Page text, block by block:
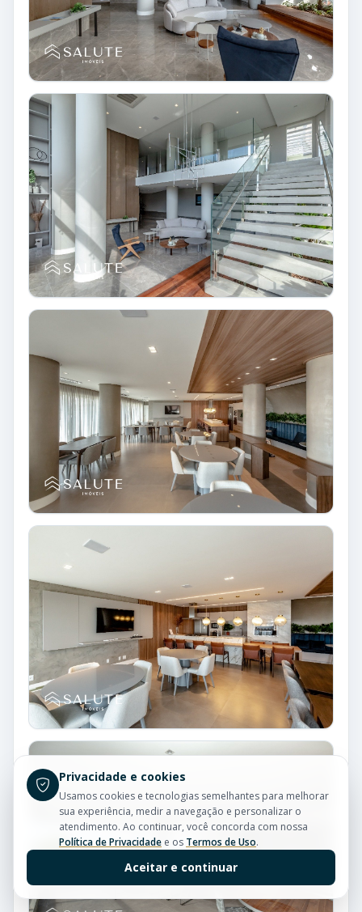
Privacidade e cookies
Usamos cookies e tecnologias semelhantes para melhorar
sua experiência, medir a navegação e personalizar o
atendimento. Ao continuar, você concorda com nossa
Política de Privacidade e os Termos de Uso.
Aceitar e continuar